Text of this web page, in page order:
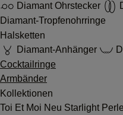
Diamant Ohrstecker
Diamant-Tropfenohrringe
Halsketten
Diamant-Anhänger
Cocktailringe
Armbänder
Kollektionen
Toi Et Moi Neu Starlight Perle